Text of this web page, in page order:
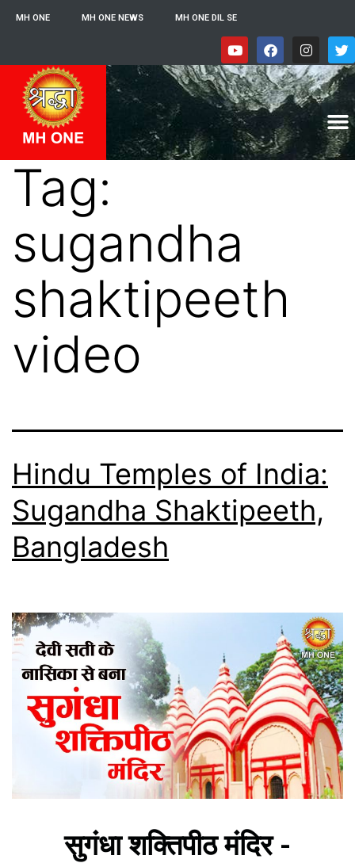
MH ONE MH ONE NEWS MH ONE DIL SE
Tag:
sugandha
shaktipeeth
video
Hindu Temples of India:
Sugandha Shaktipeeth,
Bangladesh
सुगंधा शक्तिपीठ मंदिर -